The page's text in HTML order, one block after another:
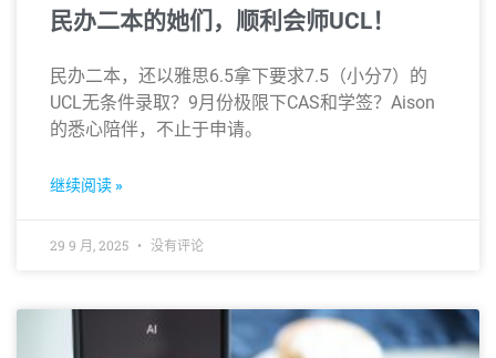
民办二本的她们，顺利会师UCL！
民办二本，还以雅思6.5拿下要求7.5（小分7）的
UCL无条件录取？9月份极限下CAS和学签？Aison
的悉心陪伴，不止于申请。
继续阅读 »
29 9 月, 2025 没有评论